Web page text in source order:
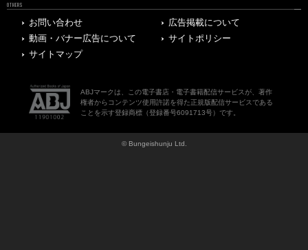
OTHERS
お問い合わせ
広告掲載について
動画・バナー広告について
サイトポリシー
サイトマップ
ABJマークは、この電子書店・電子書籍配信サービスが、著作
権者からコンテンツ使用許諾を得た正規版配信サービスである
ことを示す登録商標（登録番号6091713号）です。
© Bungeishunju Ltd.